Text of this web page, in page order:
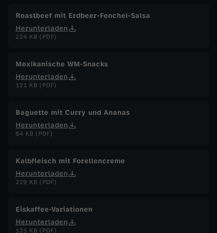
Roastbeef mit Erdbeer-Fenchel-Salsa
Herunterladen
224 KB (PDF)
Mexikanische WM-Snacks
Herunterladen
121 KB (PDF)
Baguette mit Curry und Ananas
Herunterladen
64 KB (PDF)
Kalbfleisch mit Forellencreme
Herunterladen
229 KB (PDF)
Eiskaffee-Variationen
Herunterladen
125 KB (PDF)